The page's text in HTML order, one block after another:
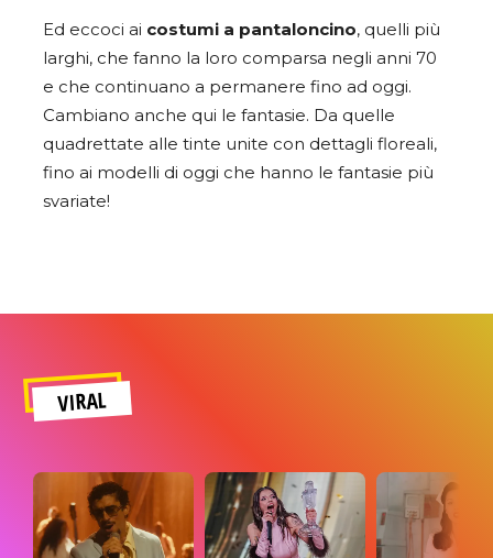
Ed eccoci ai costumi a pantaloncino, quelli più
larghi, che fanno la loro comparsa negli anni 70
e che continuano a permanere fino ad oggi.
Cambiano anche qui le fantasie. Da quelle
quadrettate alle tinte unite con dettagli floreali,
fino ai modelli di oggi che hanno le fantasie più
svariate!
VIRAL